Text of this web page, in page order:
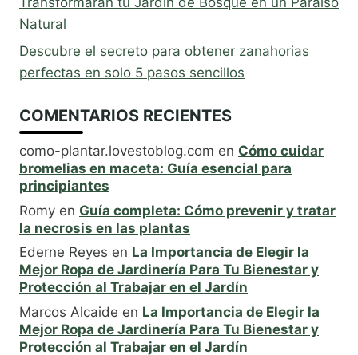
Natural
Descubre el secreto para obtener zanahorias
perfectas en solo 5 pasos sencillos
COMENTARIOS RECIENTES
como-plantar.lovestoblog.com en Cómo cuidar
bromelias en maceta: Guía esencial para
principiantes
Romy en Guía completa: Cómo prevenir y tratar
la necrosis en las plantas
Ederne Reyes en La Importancia de Elegir la
Mejor Ropa de Jardinería Para Tu Bienestar y
Protección al Trabajar en el Jardín
Marcos Alcaide en La Importancia de Elegir la
Mejor Ropa de Jardinería Para Tu Bienestar y
Protección al Trabajar en el Jardín